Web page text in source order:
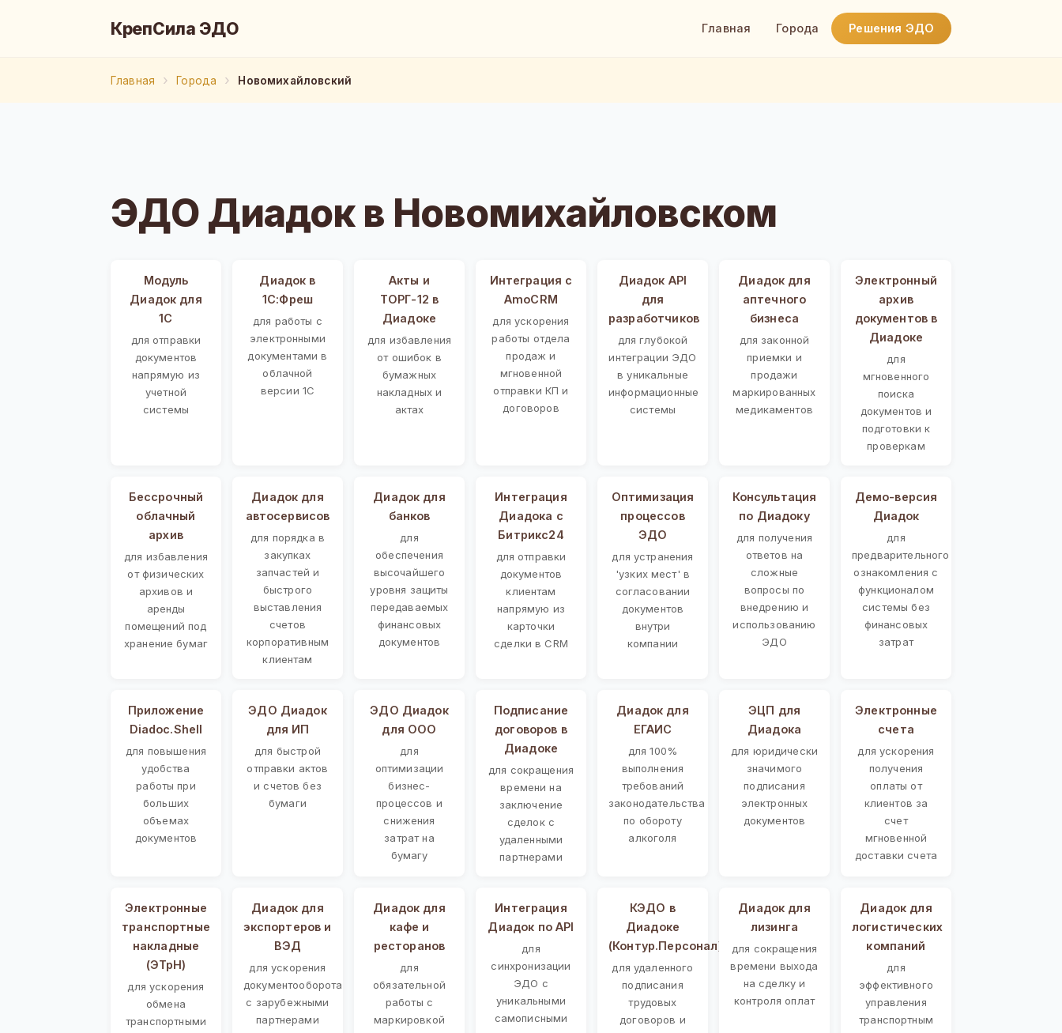
КрепСила ЭДО Главная Города Решения ЭДО
Главная Города Новомихайловский
ЭДО Диадок в Новомихайловском
Модуль
Диадок для
1С
для отправки
документов
напрямую из
учетной
системы
Диадок в
1С:Фреш
для работы с
электронными
документами в
облачной
версии 1С
Акты и
ТОРГ-12 в
Диадоке
для избавления
от ошибок в
бумажных
накладных и
актах
Интеграция с
AmoCRM
для ускорения
работы отдела
продаж и
мгновенной
отправки КП и
договоров
Диадок API
для
разработчиков
для глубокой
интеграции ЭДО
в уникальные
информационные
системы
Диадок для
аптечного
бизнеса
для законной
приемки и
продажи
маркированных
медикаментов
Электронный
архив
документов в
Диадоке
для
мгновенного
поиска
документов и
подготовки к
проверкам
Бессрочный
облачный
архив
для избавления
от физических
архивов и
аренды
помещений под
хранение бумаг
Диадок для
автосервисов
для порядка в
закупках
запчастей и
быстрого
выставления
счетов
корпоративным
клиентам
Диадок для
банков
для
обеспечения
высочайшего
уровня защиты
передаваемых
финансовых
документов
Интеграция
Диадока с
Битрикс24
для отправки
документов
клиентам
напрямую из
карточки
сделки в CRM
Оптимизация
процессов
ЭДО
для устранения
'узких мест' в
согласовании
документов
внутри
компании
Консультация
по Диадоку
для получения
ответов на
сложные
вопросы по
внедрению и
использованию
ЭДО
Демо-версия
Диадок
для
предварительного
ознакомления с
функционалом
системы без
финансовых
затрат
Приложение
Diadoc.Shell
для повышения
удобства
работы при
больших
объемах
документов
ЭДО Диадок
для ИП
для быстрой
отправки актов
и счетов без
бумаги
ЭДО Диадок
для ООО
для
оптимизации
бизнес-
процессов и
снижения
затрат на
бумагу
Подписание
договоров в
Диадоке
для сокращения
времени на
заключение
сделок с
удаленными
партнерами
Диадок для
ЕГАИС
для 100%
выполнения
требований
законодательства
по обороту
алкоголя
ЭЦП для
Диадока
для юридически
значимого
подписания
электронных
документов
Электронные
счета
для ускорения
получения
оплаты от
клиентов за
счет
мгновенной
доставки счета
Электронные
транспортные
накладные
(ЭТрН)
для ускорения
обмена
транспортными
Диадок для
экспортеров и
ВЭД
для ускорения
документооборота
с зарубежными
партнерами
Диадок для
кафе и
ресторанов
для
обязательной
работы с
маркировкой
Интеграция
Диадок по API
для
синхронизации
ЭДО с
уникальными
самописными
КЭДО в
Диадоке
(Контур.Персонал)
для удаленного
подписания
трудовых
договоров и
Диадок для
лизинга
для сокращения
времени выхода
на сделку и
контроля оплат
Диадок для
логистических
компаний
для
эффективного
управления
транспортным